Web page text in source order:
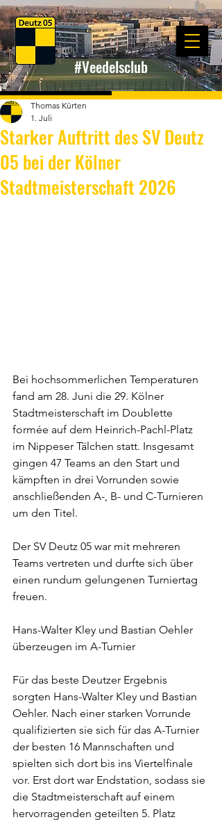
#Veedelsclub
Starker Auftritt des SV Deutz
05 bei der Kölner
Stadtmeisterschaft 2026
Thomas Kürten
1. Juli
Bei hochsommerlichen Temperaturen
fand am 28. Juni die 29. Kölner
Stadtmeisterschaft im Doublette
formée auf dem Heinrich-Pachl-Platz
im Nippeser Tälchen statt. Insgesamt
gingen 47 Teams an den Start und
kämpften in drei Vorrunden sowie
anschließenden A-, B- und C-Turnieren
um den Titel.
Der SV Deutz 05 war mit mehreren
Teams vertreten und durfte sich über
einen rundum gelungenen Turniertag
freuen.
Hans-Walter Kley und Bastian Oehler
überzeugen im A-Turnier
Für das beste Deutzer Ergebnis
sorgten Hans-Walter Kley und Bastian
Oehler. Nach einer starken Vorrunde
qualifizierten sie sich für das A-Turnier
der besten 16 Mannschaften und
spielten sich dort bis ins Viertelfinale
vor. Erst dort war Endstation, sodass sie
die Stadtmeisterschaft auf einem
hervorragenden geteilten 5. Platz